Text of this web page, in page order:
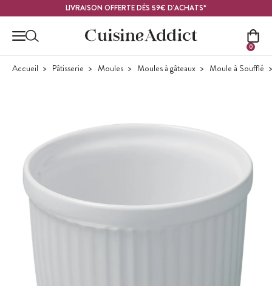
LIVRAISON OFFERTE DÈS 59€ D'ACHATS*
0
Accueil Pâtisserie Moules Moules à gâteaux Moule à Soufflé